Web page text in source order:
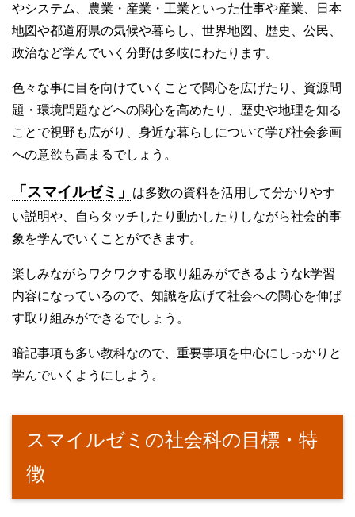
やシステム、農業・産業・工業といった仕事や産業、日本
地図や都道府県の気候や暮らし、世界地図、歴史、公民、
政治など学んでいく分野は多岐にわたります。
色々な事に目を向けていくことで関心を広げたり、資源問
題・環境問題などへの関心を高めたり、歴史や地理を知る
ことで視野も広がり、身近な暮らしについて学び社会参画
への意欲も高まるでしょう。
「スマイルゼミ」
は多数の資料を活用して分かりやす
い説明や、自らタッチしたり動かしたりしながら社会的事
象を学んでいくことができます。
楽しみながらワクワクする取り組みができるようなk学習
内容になっているので、知識を広げて社会への関心を伸ば
す取り組みができるでしょう。
暗記事項も多い教科なので、重要事項を中心にしっかりと
学んでいくようにしよう。
スマイルゼミの社会科の目標・特
徴